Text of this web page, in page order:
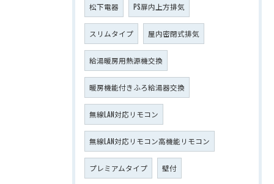
松下電器 PS扉内上方排気
スリムタイプ 屋内密閉式排気
給湯暖房用熱源機交換
暖房機能付きふろ給湯器交換
無線LAN対応リモコン
無線LAN対応リモコン高機能リモコン
プレミアムタイプ 壁付